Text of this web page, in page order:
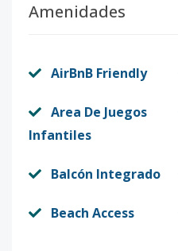
Amenidades
AirBnB Friendly
Area De Juegos
Infantiles
Balcón Integrado
Beach Access